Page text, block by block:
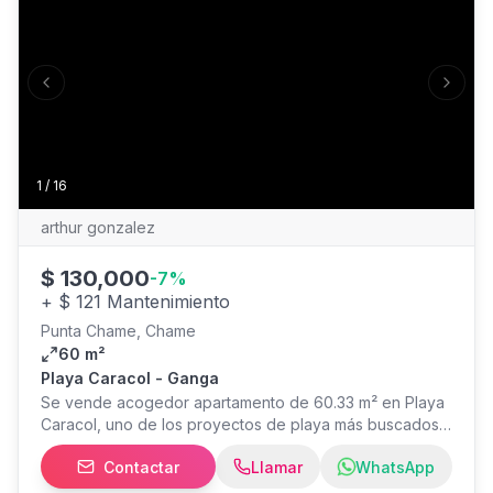
1 / 16
Previous slide Next
arthur gonzalez
$ 130,000-7%
+ $ 121 Mantenimiento
Punta Chame, Chame
60 m²
Playa Caracol - Ganga
Se vende acogedor apartamento de 60.33 m² en Playa
Caracol, uno de los proyectos de playa más buscados
de Punta Chame. Ideal como casa de playa o inversión
para alquiler vacacional. Ubicado a solo 250 metros del
Contactar Llamar WhatsApp